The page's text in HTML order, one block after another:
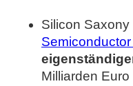
Silicon
Milliarden